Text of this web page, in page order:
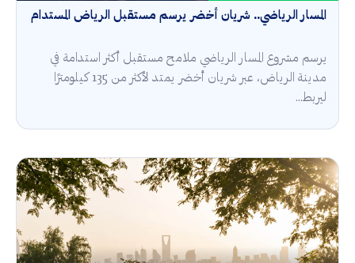
المسار الرياضي.. شريان أخضر يرسم مستقبل الرياض المستدام
يرسم مشروع المسار الرياضي ملامح مستقبل أكثر استدامة في
مدينة الرياض، عبر شريان أخضر يمتد لأكثر من 135 كيلومترًا
ليربط...